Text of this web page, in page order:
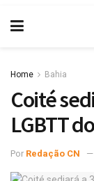
Home Bahia
Coité
LGBTT
Por Redação CN